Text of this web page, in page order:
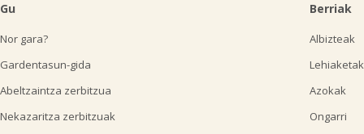
Gu
Nor gara?
Gardentasun-gida
Abeltzaintza zerbitzua
Nekazaritza zerbitzuak
Berriak
Albizteak
Lehiaketak
Azokak
Ongarri